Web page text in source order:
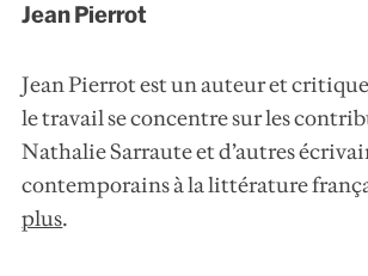
Jean Pierrot
Jean Pierrot est un auteur et
le travail se concentre sur les
Nathalie Sarraute et d’autres
contemporains à la littérature
plus.